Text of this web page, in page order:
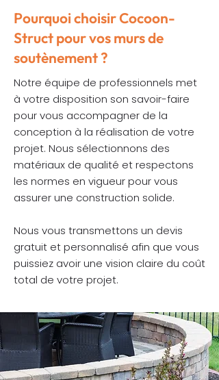
Pourquoi choisir Cocoon-
Struct pour vos murs de
soutènement ?
Notre équipe de professionnels met
à votre disposition son savoir-faire
pour vous accompagner de la
conception à la réalisation de votre
projet. Nous sélectionnons des
matériaux de qualité et respectons
les normes en vigueur pour vous
assurer une construction solide.
Nous vous transmettons un devis
gratuit et personnalisé afin que vous
puissiez avoir une vision claire du coût
total de votre projet.